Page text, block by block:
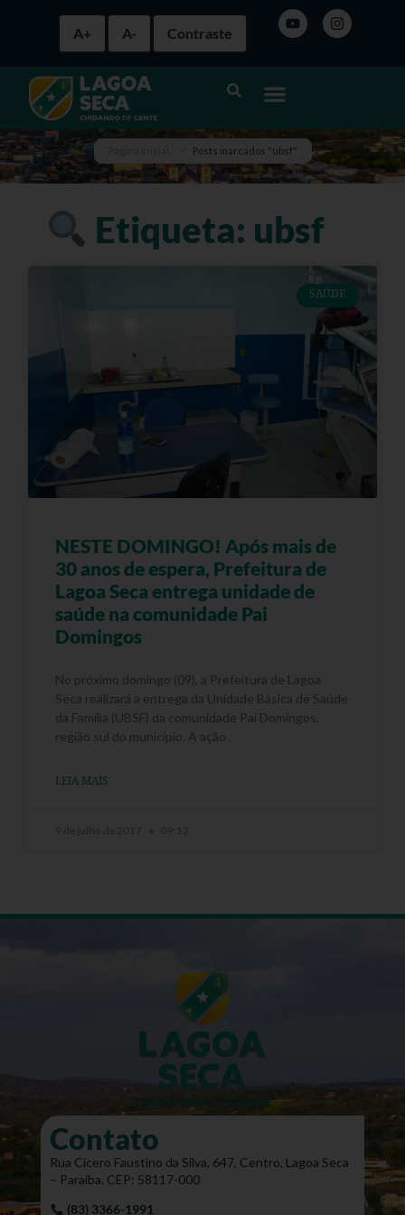
A+ A- Contraste
Posts marcados "ubsf"
Etiqueta: ubsf
SAÚDE
NESTE DOMINGO! Após mais de
30 anos de espera, Prefeitura de
Lagoa Seca entrega unidade de
saúde na comunidade Pai
Domingos
No próximo domingo (09), a Prefeitura de Lagoa
Seca realizará a entrega da Unidade Básica de Saúde
da Família (UBSF) da comunidade Pai Domingos,
região sul do município. A ação
LEIA MAIS
Contato
Rua Cícero Faustino da Silva, 647, Centro, Lagoa Seca
– Paraíba. CEP: 58117-000
(83) 3366-1991